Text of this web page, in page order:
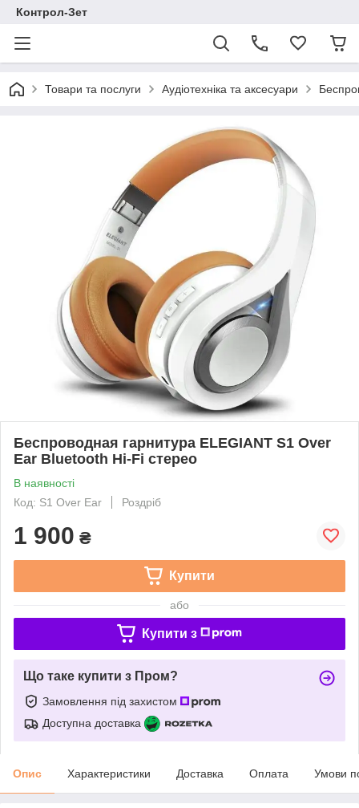
Контрол-Зет
Товари та послуги Аудіотехніка та аксесуари
Беспроводная гарнитура ELEGIANT S1 Over
Ear Bluetooth Hi-Fi стерео
В наявності
Код: S1 Over Ear
Роздріб
1 900 ₴
Купити
або
Купити з
Що таке купити з Пром?
Замовлення під захистом
Доступна доставка
Опис Характеристики Доставка Оплата Умови